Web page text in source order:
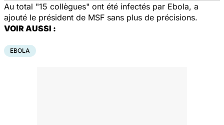
Au total "15 collègues" ont été infectés par Ebola, a
ajouté le président de MSF sans plus de précisions.
VOIR AUSSI :
EBOLA